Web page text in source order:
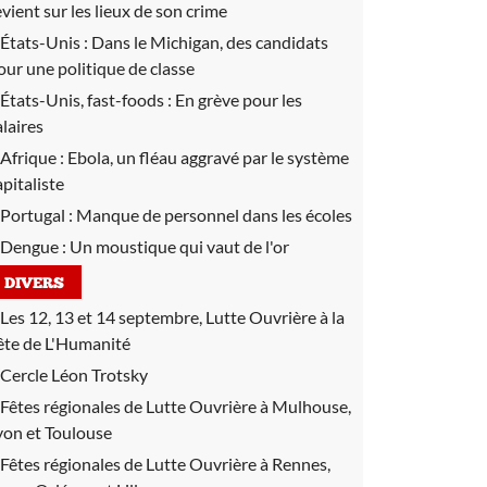
sur les lieux de son crime
États-Unis : Dans le Michigan, des candidats
une politique de classe
États-Unis, fast-foods : En grève pour les
Afrique : Ebola, un fléau aggravé par le système
Portugal : Manque de personnel dans les écoles
Dengue : Un moustique qui vaut de l'or
DIVERS
Les 12, 13 et 14 septembre, Lutte Ouvrière à la
de L'Humanité
Cercle Léon Trotsky
Fêtes régionales de Lutte Ouvrière à Mulhouse,
et Toulouse
Fêtes régionales de Lutte Ouvrière à Rennes,